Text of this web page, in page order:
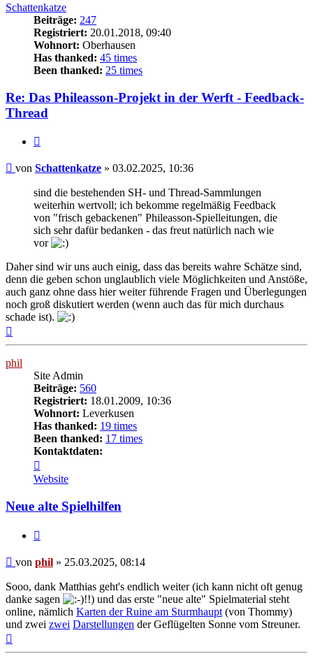
Schattenkatze
Beiträge: 247
Registriert: 20.01.2018, 09:40
Wohnort: Oberhausen
Has thanked: 45 times
Been thanked: 25 times
Re: Das Phileasson-Projekt in der Werft - Feedback-
Thread
Beitrag
von Schattenkatze » 03.02.2025, 10:36
sind die bestehenden SH- und Thread-Sammlungen
weiterhin wertvoll; ich bekomme regelmäßig Feedback
von "frisch gebackenen" Phileasson-Spielleitungen, die
sich sehr dafür bedanken - das freut natürlich nach wie
vor
Daher sind wir uns auch einig, dass das bereits wahre Schätze sind,
denn die geben schon unglaublich viele Möglichkeiten und Anstöße,
auch ganz ohne dass hier weiter führende Fragen und Überlegungen
noch groß diskutiert werden (wenn auch das für mich durchaus
schade ist).
phil
Site Admin
Beiträge: 560
Registriert: 18.01.2009, 10:36
Wohnort: Leverkusen
Has thanked: 19 times
Been thanked: 17 times
Kontaktdaten:
von
phil
Website
Neue alte Spielhilfen
Beitrag
von phil » 25.03.2025, 08:14
Sooo, dank Matthias geht's endlich weiter (ich kann nicht oft genug
danke sagen
!!) und das erste "neue alte" Spielmaterial steht
online, nämlich Karten der Ruine am Sturmhaupt (von Thommy)
und zwei zwei Darstellungen der Geflügelten Sonne vom Streuner.